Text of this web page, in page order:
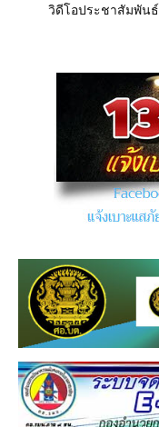
วิดีโอประชาสัมพันธ์